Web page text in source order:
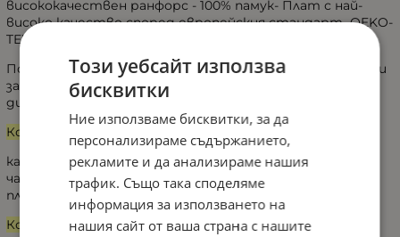
висококачествен ранфорс - 100% памук- Плат с най-
високо качество според европейския стандарт OEKO-
TEX Standard 100.
Потопете се в царството на сънищата с комплекти
за кошара Baby Galix в различни десени и стилен
дизайн, създаден специално за малките съкровища.
Комплект 3ч съдържа:
калъфка -35/45см
чаршаф -100/150см с принт
плик - 100/150см
Комплект 4ч съдържа:
Този уебсайт използва
бисквитки
Ние използваме бисквитки, за да
персонализираме съдържанието,
рекламите и да анализираме нашия
трафик. Също така споделяме
информация за използването на
нашия сайт от ваша страна с нашите